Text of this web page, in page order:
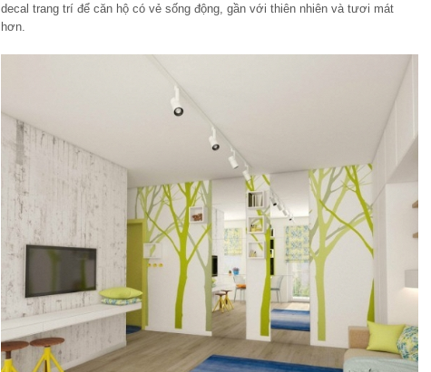
decal trang trí để căn hộ có vẻ sống động, gần với thiên nhiên và tươi mát
hơn.